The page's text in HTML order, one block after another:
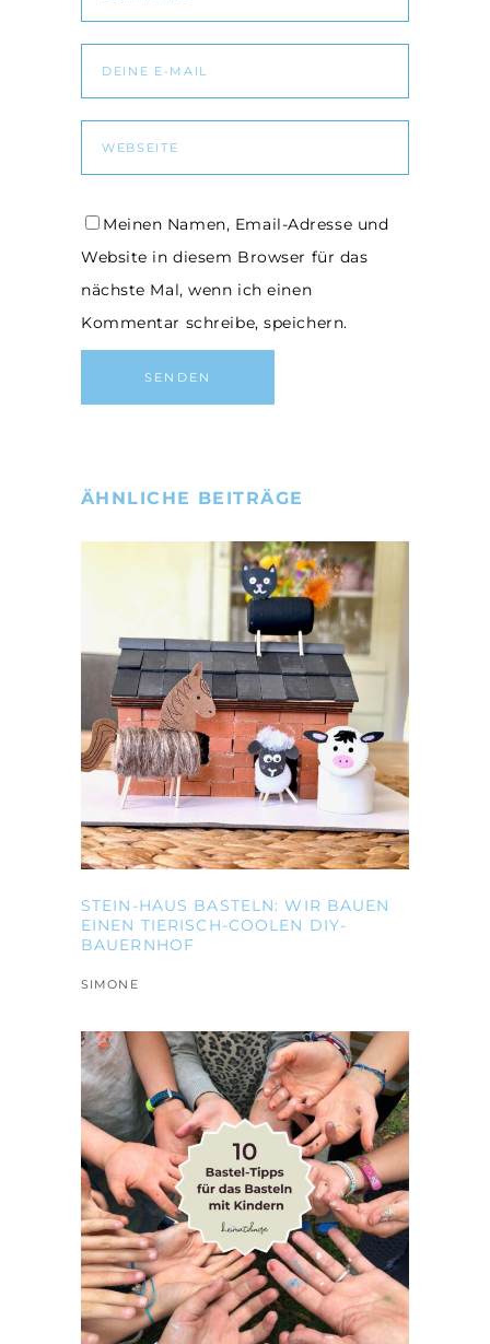
Meinen Namen, Email-Adresse und
Website in diesem Browser für das
nächste Mal, wenn ich einen
Kommentar schreibe, speichern.
ÄHNLICHE BEITRÄGE
STEIN-HAUS BASTELN: WIR BAUEN
EINEN TIERISCH-COOLEN DIY-
BAUERNHOF
SIMONE